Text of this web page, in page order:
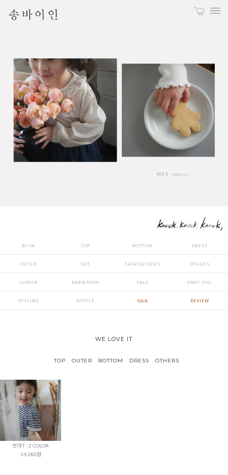
BY IN TOP BOTTOM DRESS
OUTER SET SHOES&SOCKS OTHERS
JUNIOR BABY&MOM SALE ONLY YOU
OFFLINE NOTICE Q&A REVIEW
WE LOVE IT
TOP OUTER BOTTOM DRESS OTHERS
브아 T - 2 COLOR
14,280원